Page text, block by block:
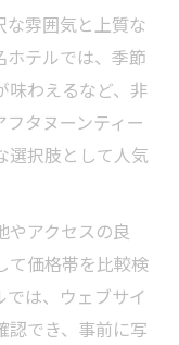
れない時の対
ンティーの魅
で体験できる
の魅力とメリ
で気軽に贅沢
な雰囲気と上質な
ホテルでは、季節
味わえるなど、非
タヌーンティー
選択肢として人気
やアクセスの良
て価格帯を比較検
は、ウェブサイ
認でき、事前に写